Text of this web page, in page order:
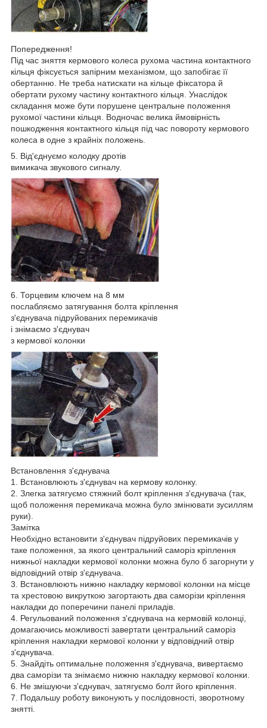
Попередження!
Під час зняття кермового колеса рухома частина контактного
кільця фіксується запірним механізмом, що запобігає її
обертанню. Не треба натискати на кільце фіксатора й
обертати рухому частину контактного кільця. Унаслідок
складання може бути порушене центральне положення
рухомої частини кільця. Водночас велика ймовірність
пошкодження контактного кільця під час повороту кермового
колеса в одне з крайніх положень.
5. Від'єднуємо колодку дротів
вимикача звукового сигналу.
6. Торцевим ключем на 8 мм
послабляємо затягування болта кріплення
з'єднувача підруйованих перемикачів
і знімаємо з'єднувач
з кермової колонки
Встановлення з'єднувача
1. Встановлюють з'єднувач на кермову колонку.
2. Злегка затягуємо стяжний болт кріплення з'єднувача (так,
щоб положення перемикача можна було змінювати зусиллям
руки).
Замітка
Необхідно встановити з'єднувач підруйових перемикачів у
таке положення, за якого центральний саморіз кріплення
нижньої накладки кермової колонки можна було б загорнути у
відповідний отвір з'єднувача.
3. Встановлюють нижню накладку кермової колонки на місце
та хрестовою викруткою загортають два саморізи кріплення
накладки до поперечини панелі приладів.
4. Регульований положення з'єднувача на кермовій колонці,
домагаючись можливості завертати центральний саморіз
кріплення накладки кермової колонки у відповідний отвір
з'єднувача.
5. Знайдіть оптимальне положення з'єднувача, вивертаємо
два саморізи та знімаємо нижню накладку кермової колонки.
6. Не змішуючи з'єднувач, затягуємо болт його кріплення.
7. Подальшу роботу виконують у послідовності, зворотному
знятті.